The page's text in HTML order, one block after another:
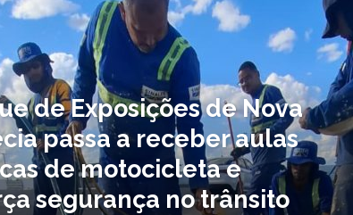
de Exposições de Nova
passa a receber aulas
de motocicleta e
segurança no trânsito